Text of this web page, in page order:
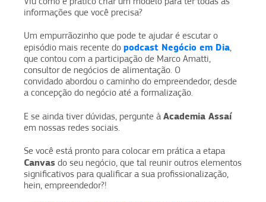
informações que você precisa?
Um empurrãozinho que pode te ajudar é escutar o
episódio mais recente do podcast Negócio em Dia,
que contou com a participação de Marco Amatti,
consultor de negócios de alimentação. O
convidado abordou o caminho do empreendedor, desde
a concepção do negócio até a formalização.
E se ainda tiver dúvidas, pergunte à Academia Assaí
em nossas redes sociais.
Se você está pronto para colocar em prática a etapa
Canvas do seu negócio, que tal reunir outros elementos
significativos para qualificar a sua profissionalização,
hein, empreendedor?!